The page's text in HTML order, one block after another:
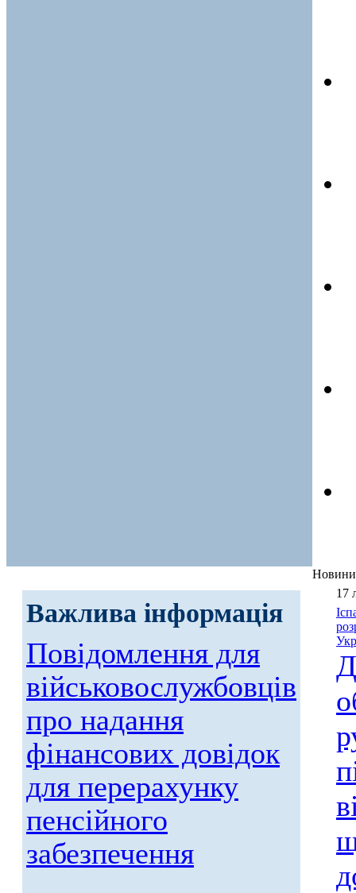
Важлива інформація
Повідомлення для
військовослужбовців
про надання
фінансових довідок
для перерахунку
пенсійного
забезпечення
Новини
17